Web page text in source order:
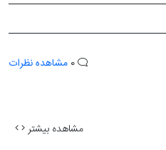
مشاهده نظرات
مشاهده بیشتر